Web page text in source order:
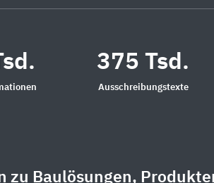
375 Tsd.
Ausschreibungstexte
zu Baulösungen,